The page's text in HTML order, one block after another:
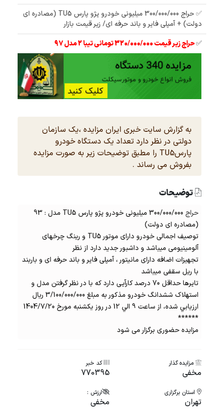
✅ حراج 300/000/000 میلیونی خودرو پژو پارس TU5 (مصادره ای
دولت) + آمپلی فایر و باند حرفه ای/ زیر قیمت بازار
✅حراج زیر قیمت 320/000/000 تومانی تیبا 2 مدل 97
به گزارش سایت خبری ایران مزایده ،یک سازمان
دولتی در نظر دارد تعداد یک دستگاه خودرو
پارسTU5 را مطبق توضیحات زیر به صورت مزایده
بفروش می رساند .
توضیحات
حراج
300/000/000 میلیونی خودرو پژو پارس TU5 مدل : 93
(مصادره ای دولت)
توصیف اجمالی خودرو دارای موتور TU5 و رینگ چرخهای
آلومینیومی میباشد و داشبور جدید دارد از نظر
تجهیزات اضافه دارای مانیتور ، آمپلی فایر و باند حرفه ای و باربند
با ریل سقفی میباشد
تایرها حداقل 70 درصد کارآیی دارد که با در نظر گرفتن مدل و
استهلاک ششدانگ خودرو مذکور به مبلغ 3/100/000/000 ریال
ارزيابي شده، از ساعت 9 الي 12 در روز یکشنبه مورخ 1404/7/20
******
مزایده حضوری برگزار می شود
مزایده گذار
مخفی
کد خبر
770395
استان برگزاری
تهران
ارزش :
مخفی